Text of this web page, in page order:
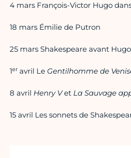
4 mars François-Victor Hugo
18 mars Émilie de Putron
25 mars Shakespeare avant Hugo
1er avril Le Gentilhomme de
8 avril Henry Vet La Sauvage
15 avril Les sonnets de